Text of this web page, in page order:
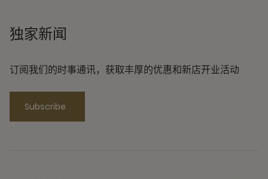
独家新闻
订阅我们的时事通讯，获取丰厚的优惠和新店开业活动
Subscribe